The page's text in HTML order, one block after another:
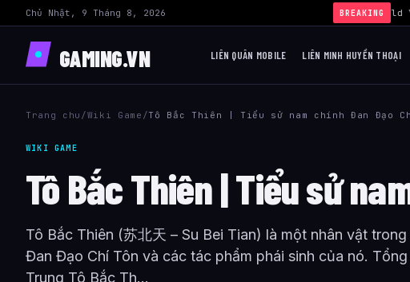
Chủ Nhật, 9 Tháng 8, 2026 BREAKING
› Build
GAMING.VN LIÊN QUÂN MOBILE LIÊN MINH HUYỀN THOẠI
Trang chu /Wiki Game /Tô Bắc Thiên | Tiểu sử nam chính Đan Đạo
WIKI GAME
Tô Bắc Thiên | Tiểu sử
Tô Bắc Thiên (苏北天 – Su Bei Tian) là một nhân vật
Đan Đạo Chí Tôn và các tác phẩm phái sinh của nó.
Trung Tô Bắc Th...